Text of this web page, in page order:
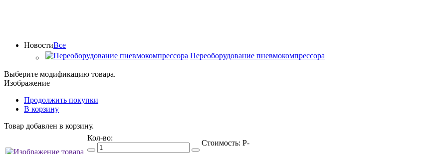
НовостиВсе
Переоборудование пневмокомпрессора
Выберите модификацию товара.
Изображение
Продолжить покупки
В корзину
Товар добавлен в корзину.
Кол-во:
Стоимость: Р-